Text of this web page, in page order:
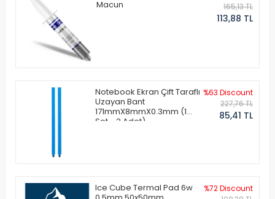
Macun
165,13 TL
113,88 TL
Notebook Ekran Çift Taraflı
Uzayan Bant
171mmX8mmX0.3mm (1
Set - 2 Adet)
%63 Discount
227,76 TL
85,41 TL
Ice Cube Termal Pad 6w
%72 Discount